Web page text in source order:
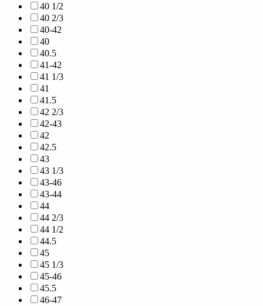
40 1/2
40 2/3
40-42
40
40.5
41-42
41 1/3
41
41.5
42 2/3
42-43
42
42.5
43
43 1/3
43-46
43-44
44
44 2/3
44 1/2
44.5
45
45 1/3
45-46
45.5
46-47